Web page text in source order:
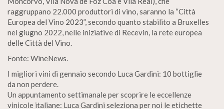
raggruppano 22.000 produttori di vino, saranno la “Città
Europea del Vino 2023”, secondo quanto stabilito a Bruxelles
nel giugno 2022, nelle iniziative di Recevin, la rete europea
delle Città del Vino.
Fonte: WineNews.
I migliori vini di gennaio secondo Luca Gardini: 10 bottiglie
da non perdere.
Un appuntamento settimanale per scoprire le eccellenze
vinicole italiane: Luca Gardini seleziona per noi le etichette